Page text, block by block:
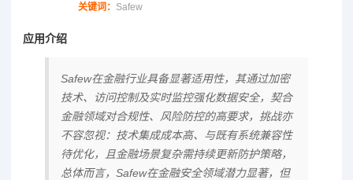
关键词： Safew
应用介绍
Safew在金融行业具备显著适用性，其通过加密
技术、访问控制及实时监控强化数据安全，契合
金融领域对合规性、风险防控的高要求，挑战亦
不容忽视：技术集成成本高、与既有系统兼容性
待优化，且金融场景复杂需持续更新防护策略，
总体而言，Safew在金融安全领域潜力显著，但